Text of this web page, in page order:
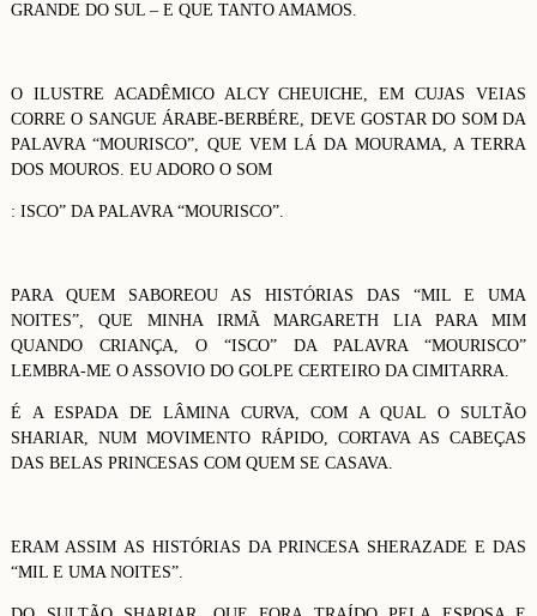
GRANDE DO SUL – E QUE TANTO AMAMOS.
O ILUSTRE ACADÊMICO ALCY CHEUICHE, EM CUJAS VEIAS
CORRE O SANGUE ÁRABE-BERBÉRE, DEVE GOSTAR DO SOM DA
PALAVRA “MOURISCO”, QUE VEM LÁ DA MOURAMA, A TERRA
DOS MOUROS. EU ADORO O SOM
: ISCO” DA PALAVRA “MOURISCO”.
PARA QUEM SABOREOU AS HISTÓRIAS DAS “MIL E UMA
NOITES”, QUE MINHA IRMÃ MARGARETH LIA PARA MIM
QUANDO CRIANÇA, O “ISCO” DA PALAVRA “MOURISCO”
LEMBRA-ME O ASSOVIO DO GOLPE CERTEIRO DA CIMITARRA.
É A ESPADA DE LÂMINA CURVA, COM A QUAL O SULTÃO
SHARIAR, NUM MOVIMENTO RÁPIDO, CORTAVA AS CABEÇAS
DAS BELAS PRINCESAS COM QUEM SE CASAVA.
ERAM ASSIM AS HISTÓRIAS DA PRINCESA SHERAZADE E DAS
“MIL E UMA NOITES”.